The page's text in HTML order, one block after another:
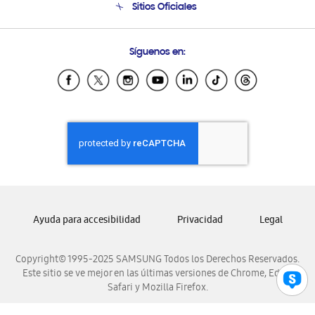
Condiciones de Compra
Soporte vía eMail
Sitios Oficiales
Samsung Ecuador
Samsung El Salvador
Samsung Honduras
Samsung Nicaragua
Samsung Panamá
Samsung Venezuela
Síguenos en:
Copyright© 1995-2025 SAMSUNG Todos los Derechos Reservados.
Este sitio se ve mejor en las últimas versiones de Chrome, Edge,
Safari y Mozilla Firefox.
Ayuda para accesibilidad Privacidad Legal